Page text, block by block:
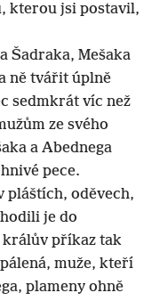
kterou jsi postavil,
Šadraka, Mešaka
ně tvářit úplně
sedmkrát víc než
ze svého
a Abednega
pece.
pláštích, oděvech,
je do
králův příkaz tak
muže, kteří
plameny ohně